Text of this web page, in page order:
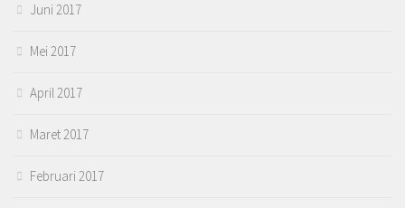
Juni 2017
Mei 2017
April 2017
Maret 2017
Februari 2017